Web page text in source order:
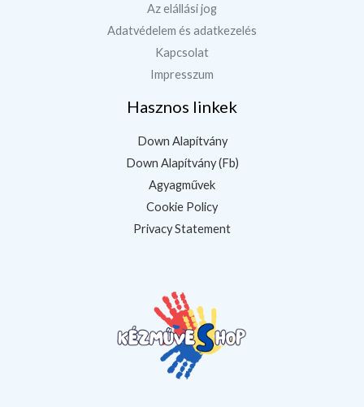
Az elállási jog
Adatvédelem és adatkezelés
Kapcsolat
Impresszum
Hasznos linkek
Down Alapítvány
Down Alapítvány (Fb)
Agyagművek
Cookie Policy
Privacy Statement